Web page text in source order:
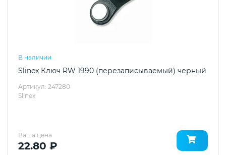
В наличии
Slinex Ключ RW 1990 (перезаписываемый) черный
Артикул: 247280
Slinex
Ваша цена
22.80 ₽